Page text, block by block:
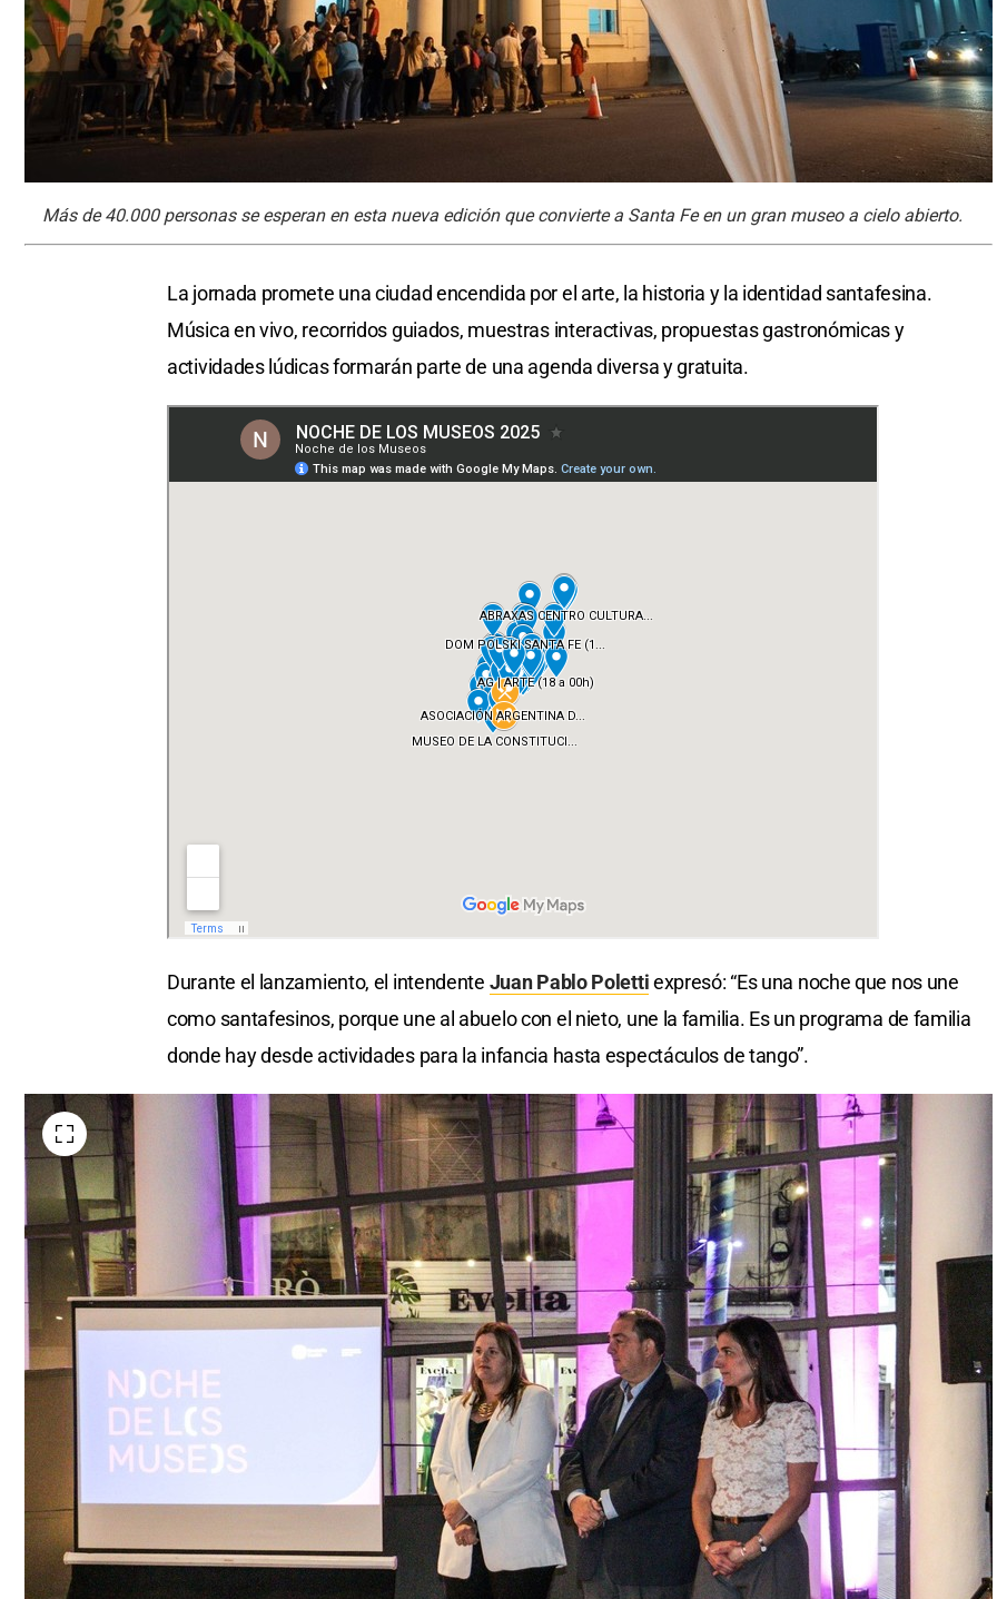
Más de 40.000 personas se esperan en esta nueva edición que convierte a Santa Fe en un gran museo a cielo abierto.
La jornada promete una ciudad encendida por el arte, la historia y la identidad santafesina.
Música en vivo, recorridos guiados, muestras interactivas, propuestas gastronómicas y
actividades lúdicas formarán parte de una agenda diversa y gratuita.
Durante el lanzamiento, el intendente Juan Pablo Polettiexpresó: “Es una noche que nos une
como santafesinos, porque une al abuelo con el nieto, une la familia. Es un programa de familia
donde hay desde actividades para la infancia hasta espectáculos de tango”.